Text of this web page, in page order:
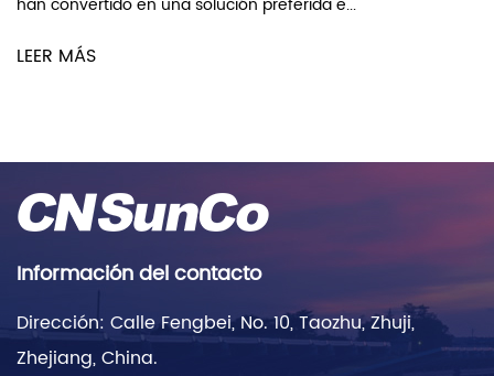
han convertido en una solución preferida e...
LEER MÁS
Información del contacto
Dirección: Calle Fengbei, No. 10, Taozhu, Zhuji,
Zhejiang, China.